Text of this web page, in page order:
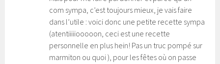
com sympa, c’est toujours mieux, je vais faire
dans l’utile : voici donc une petite recette sympa
(atentiiiiiooooon, ceci est une recette
personnelle en plus hein! Pas un truc pompé sur
marmiton ou quoi ), pour les fêtes où on passe